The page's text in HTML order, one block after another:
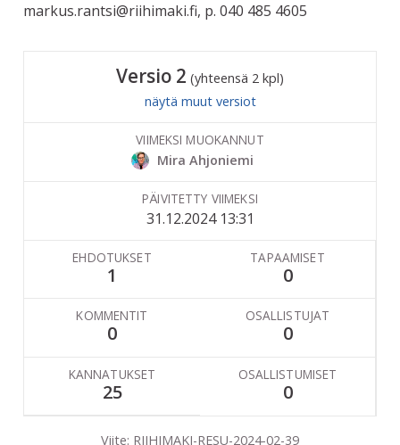
markus.rantsi@riihimaki.fi, p. 040 485 4605
Versio 2 (yhteensä 2 kpl)
näytä muut versiot
VIIMEKSI MUOKANNUT
Mira Ahjoniemi
PÄIVITETTY VIIMEKSI
31.12.2024 13:31
EHDOTUKSET
1
TAPAAMISET
0
KOMMENTIT
0
OSALLISTUJAT
0
KANNATUKSET
25
OSALLISTUMISET
0
Viite: RIIHIMAKI-RESU-2024-02-39